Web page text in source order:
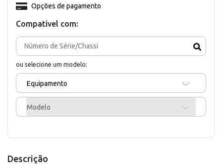
Compativel com:
ou selecione um modelo:
Equipamento
Modelo
Opções de pagamento
Descrição